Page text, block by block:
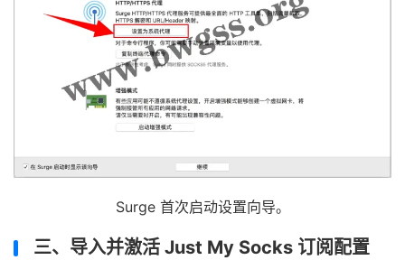
Surge 首次启动设置向导。
三、导入并激活 Just My Socks 订阅配置